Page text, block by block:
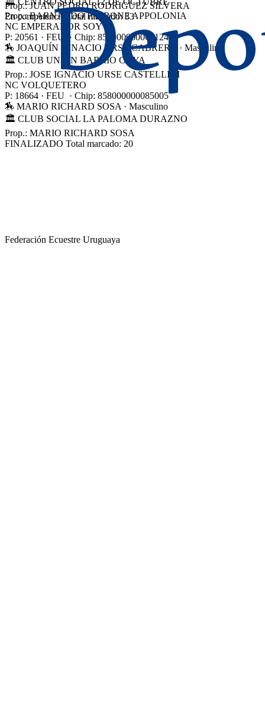
Prop.: JUAN PEDRO RODRIGUEZ SILVERA
En competencia
Total marcado:33
Prop.: BARNARDO PATRONE APPOLONIA
NC EMPERADOR SOY
P: 20561 · FEU · Chip: 858000000062124
🏇 JOAQUÍN IGNACIO URSE CABRERA · Masculino
🏛 CLUB UNIÓN BARRIO COYA
Prop.: JOSE IGNACIO URSE CASTELLINI
NC VOLQUETERO
P: 18664 · FEU · Chip: 858000000085005
🏇 MARIO RICHARD SOSA · Masculino
🏛 CLUB SOCIAL LA PALOMA DURAZNO
Prop.: MARIO RICHARD SOSA
FINALIZADO Total marcado: 20
Federación Ecuestre Uruguaya